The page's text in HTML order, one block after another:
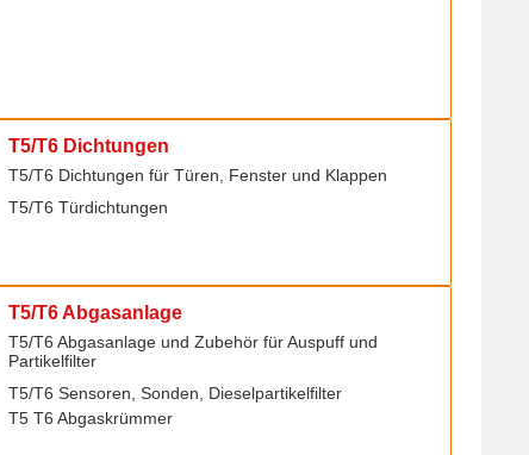
T5/T6 Dichtungen
T5/T6 Dichtungen für Türen, Fenster und Klappen
T5/T6 Türdichtungen
T5/T6 Abgasanlage
T5/T6 Abgasanlage und Zubehör für Auspuff und
Partikelfilter
T5/T6 Sensoren, Sonden, Dieselpartikelfilter
T5 T6 Abgaskrümmer